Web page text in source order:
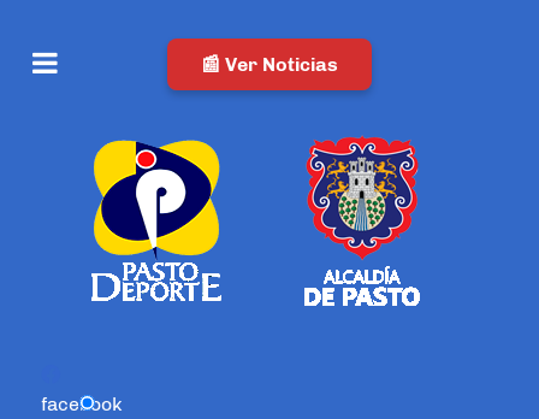
📰 Ver Noticias
facebook